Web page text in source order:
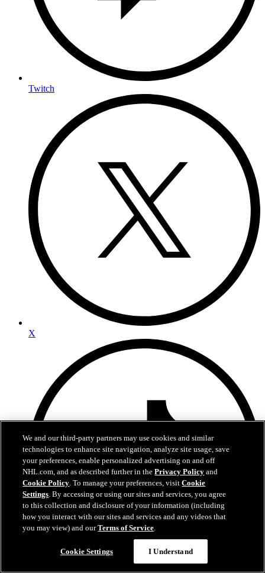
Twitch
X
We and our third-party partners may use cookies and similar
technologies to enhance site navigation, analyze site usage, save
your preferences, enable personalized advertising on and off
NHL.com, and as described further in thePrivacy Policy and
Cookie Policy. To manage your preferences, visitCookie
Settings. By accessing or using our sites and services, you agree
to this collection and disclosure of your information (including
how you interact with our sites and services and any videos that
you may view) and ourTerms of Service.
Cookie Settings I Understand